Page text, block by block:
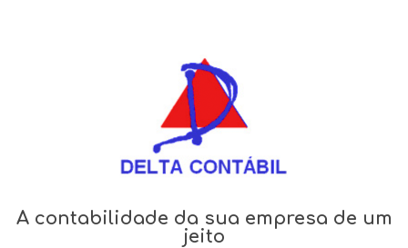
A contabilidade da sua empresa de um
jeito